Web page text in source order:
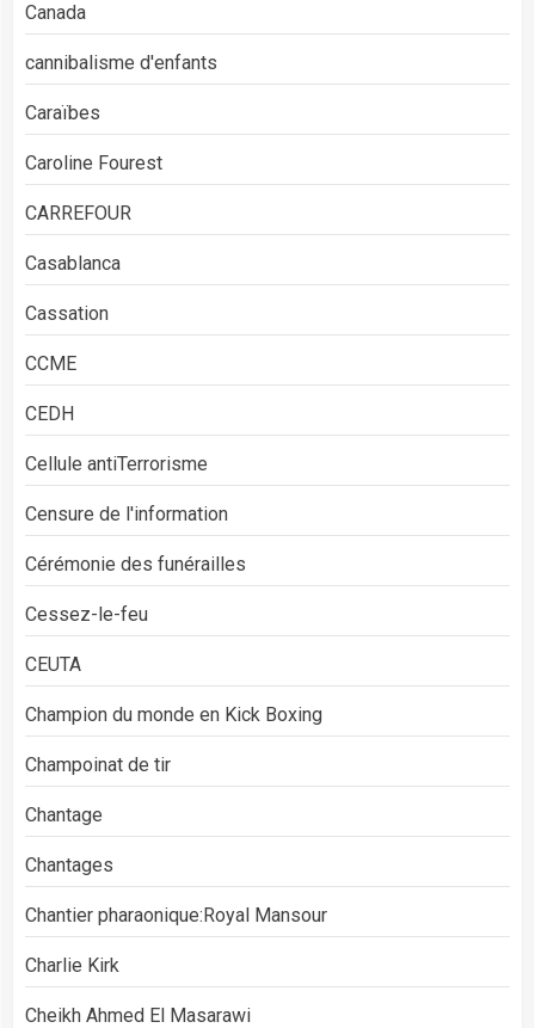
Canada
cannibalisme d'enfants
Caraïbes
Caroline Fourest
CARREFOUR
Casablanca
Cassation
CCME
CEDH
Cellule antiTerrorisme
Censure de l'information
Cérémonie des funérailles
Cessez-le-feu
CEUTA
Champion du monde en Kick Boxing
Champoinat de tir
Chantage
Chantages
Chantier pharaonique:Royal Mansour
Charlie Kirk
Cheikh Ahmed El Masarawi